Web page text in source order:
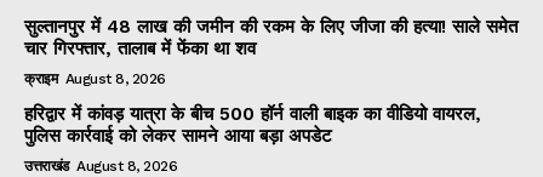
सुल्तानपुर में 48 लाख की जमीन की रकम के लिए जीजा की हत्या! साले समेत
चार गिरफ्तार, तालाब में फेंका था शव
क्राइम August 8, 2026
हरिद्वार में कांवड़ यात्रा के बीच 500 हॉर्न वाली बाइक का वीडियो वायरल,
पुलिस कार्रवाई को लेकर सामने आया बड़ा अपडेट
उत्तराखंड August 8, 2026